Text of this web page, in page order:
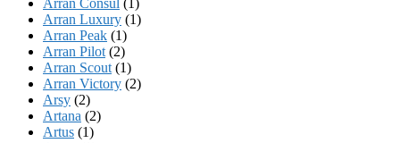
Arran Luxury (1)
Arran Peak (1)
Arran Pilot (2)
Arran Scout (1)
Arran Victory (2)
Arsy (2)
Artana (2)
Artus (1)